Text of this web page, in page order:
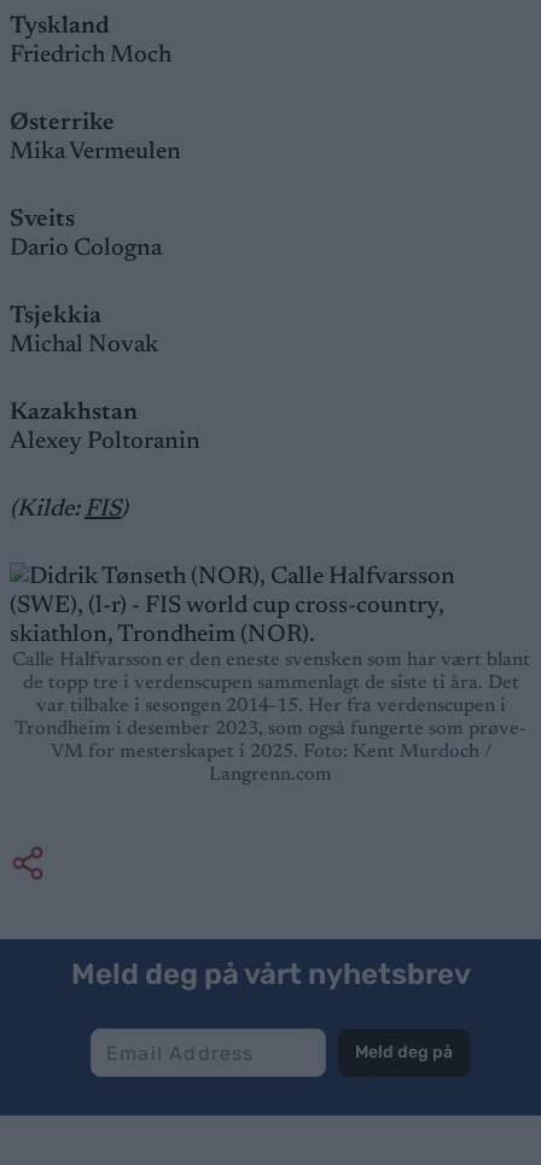
Tyskland
Friedrich Moch
Østerrike
Mika Vermeulen
Sveits
Dario Cologna
Tsjekkia
Michal Novak
Kazakhstan
Alexey Poltoranin
(Kilde: FIS)
Calle Halfvarsson er den eneste svensken som har vært blant
de topp tre i verdenscupen sammenlagt de siste ti åra. Det
var tilbake i sesongen 2014-15. Her fra verdenscupen i
Trondheim i desember 2023, som også fungerte som prøve-
VM for mesterskapet i 2025. Foto: Kent Murdoch /
Langrenn.com
Meld deg på vårt nyhetsbrev
Meld deg på